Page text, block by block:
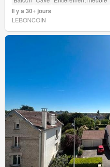
Il y a 30+ jours
LEBONCOIN